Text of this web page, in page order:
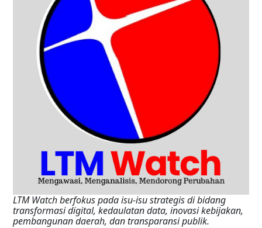
LTM Watch berfokus pada isu-isu strategis di bidang
transformasi digital, kedaulatan data, inovasi kebijakan,
pembangunan daerah, dan transparansi publik.